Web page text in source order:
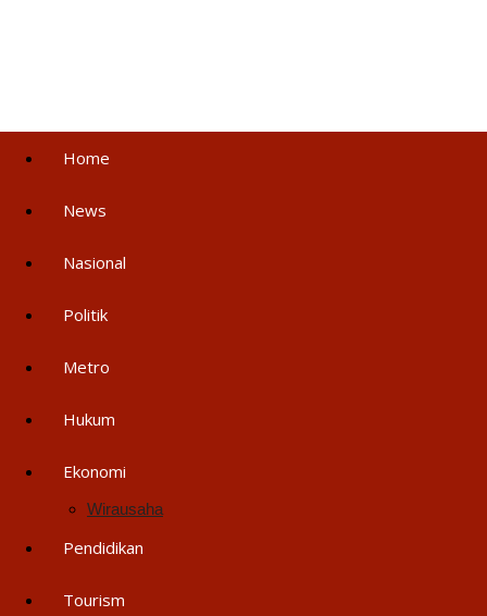
Home
News
Nasional
Politik
Metro
Hukum
Ekonomi
Wirausaha
Pendidikan
Tourism